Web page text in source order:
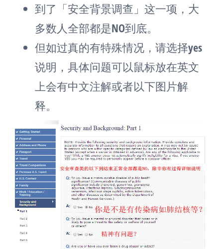
到了「安全背景调查」这一项，大
多数人全部都是NO到底。
但如过真的有特殊情况，请选择yes
说明，具体问题可以鼠标放在英文
上会有中文注解或者以下图片解
释。